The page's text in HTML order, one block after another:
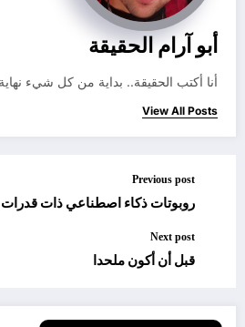
أبو آرام الحقيقة
أنا أكتب الحقيقة.. بداية من كل شيء
View All Posts
Previous post
روبوتات ذكاء اصطناعي ذات
Next post
قبل أن أكون ملحدا